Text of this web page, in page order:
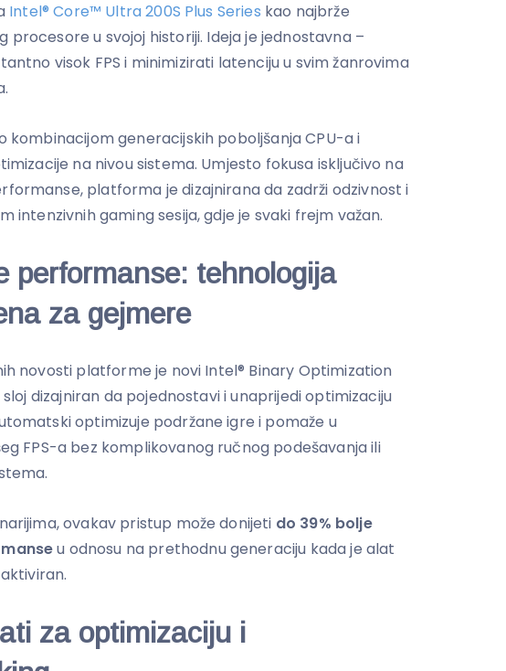
Intel® Core™ Ultra 200S Plus Series kao najbrže
procesore u svojoj historiji. Ideja je jednostavna –
visok FPS i minimizirati latenciju u svim žanrovima
kombinacijom generacijskih poboljšanja CPU-a i
na nivou sistema. Umjesto fokusa isključivo na
platforma je dizajnirana da zadrži odzivnost i
intenzivnih gaming sesija, gdje je svaki frejm važan.
performanse: tehnologija
za gejmere
novosti platforme je novi Intel® Binary Optimization
dizajniran da pojednostavi i unaprijedi optimizaciju
optimizuje podržane igre i pomaže u
FPS-a bez komplikovanog ručnog podešavanja ili
ovakav pristup može donijeti do 39% bolje
u odnosu na prethodnu generaciju kada je alat
za optimizaciju i